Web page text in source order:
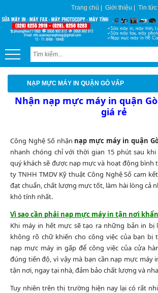
Trang chủ Giới thiệu Tin tức
NẠP MỰC MÁY IN QUẬN GÒ VẤP
Nhận nạp mực máy in quận
giá rẻ
Công Nghệ Số nhận nạp mực máy in quận
nhanh chóng chỉ với thời gian 15 phút sau
quý khách sẽ được nạp mực và hoạt động bình
ty TNHH TMDV Kỹ thuật Công Nghệ Số cam
đạt chuẩn, chất lượng mực tốt, làm hài lòng cả
khó tính nhất.
Vì sao cần phải nạp mực máy in tận nơi
Khi máy in hết mực sẽ tạo ra những bản in bị
không rõ chữ khiến cho công việc của bạn bị
nạp mực máy in gấp để công việc của cửa
đúng tiến độ, vì vậy mà bạn cần nạp mực máy
tận nơi, ngay tại nhà, đảm bảo chất lượng và
Tuy nhiên trên thị trường hiện nay lại có rất